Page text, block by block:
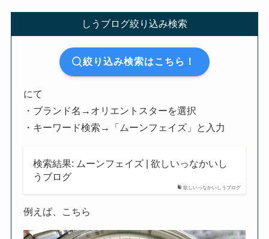
しうブログ絞り込み検索
絞り込み検索はこちら！
にて
・ブランド名→オリエントスターを選択
・キーワード検索→「ムーンフェイズ」と入力
欲しいっなかいしうブログ
検索結果: ムーンフェイズ | 欲しいっなかいし
うブログ
例えば、こちら